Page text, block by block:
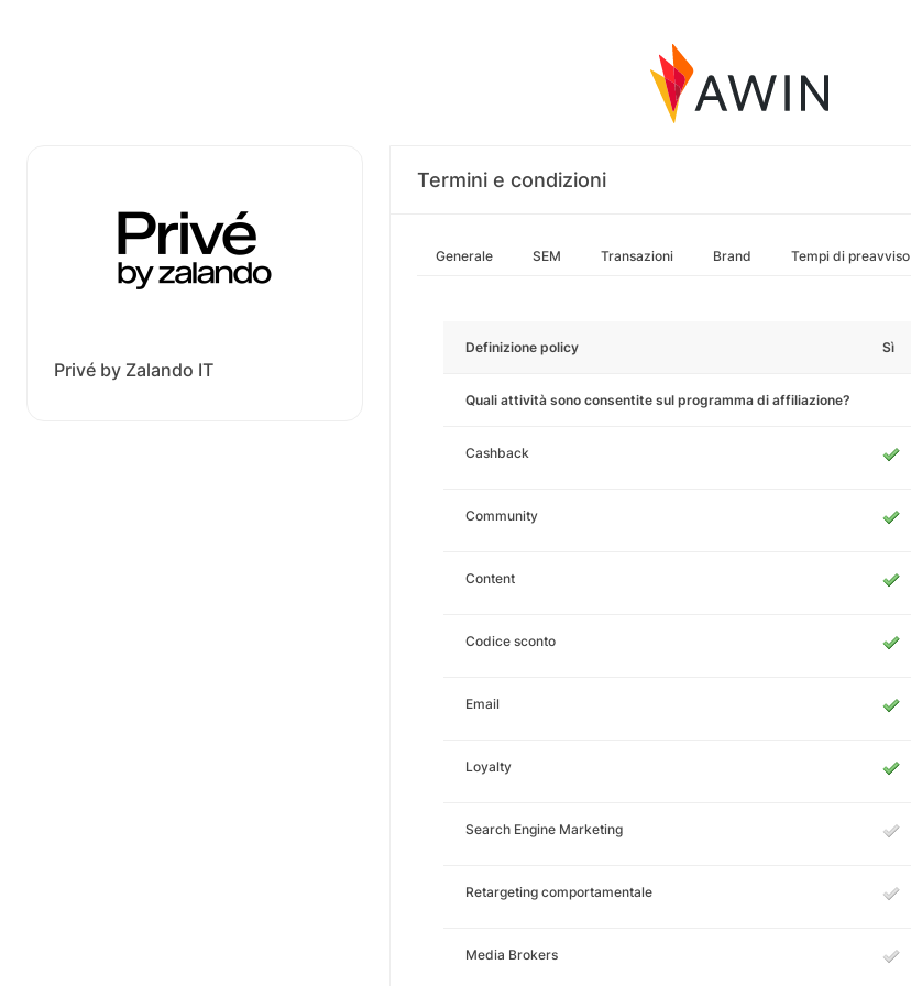
Privé by Zalando IT
Termini e condizioni
Generale SEM Transazioni Brand Tempi di preavviso
Definizione policy Sì
Quali attività sono consentite sul programma di affiliazione?
Cashback
Community
Content
Codice sconto
Email
Loyalty
Search Engine Marketing
Retargeting comportamentale
Media Brokers